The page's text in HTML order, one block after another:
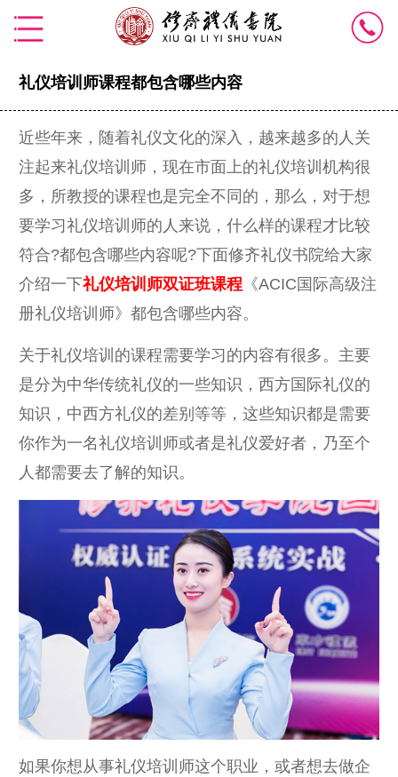
礼仪培训师课程都包含哪些内容
近些年来，随着礼仪文化的深入，越来越多的人关
注起来礼仪培训师，现在市面上的礼仪培训机构很
多，所教授的课程也是完全不同的，那么，对于想
要学习礼仪培训师的人来说，什么样的课程才比较
符合?都包含哪些内容呢?下面修齐礼仪书院给大家
介绍一下礼仪培训师双证班课程 《ACIC国际高级注
册礼仪培训师》都包含哪些内容。
关于礼仪培训的课程需要学习的内容有很多。主要
是分为中华传统礼仪的一些知识，西方国际礼仪的
知识，中西方礼仪的差别等等，这些知识都是需要
你作为一名礼仪培训师或者是礼仪爱好者，乃至个
人都需要去了解的知识。
如果你想从事礼仪培训师这个职业，或者想去做企